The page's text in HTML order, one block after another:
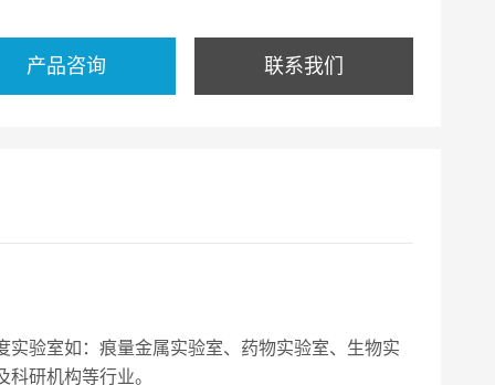
产品咨询 联系我们
实验室如：痕量金属实验室、药物实验室、生物实
研机构等行业。